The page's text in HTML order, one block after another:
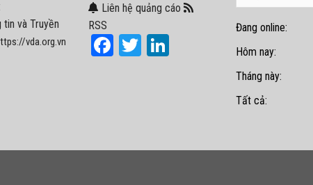
và Truyền
vda.org.vn
Liên hệ quảng cáo
RSS
Facebook
TwitterLinkedIn
Đang online:
Hôm nay:
Tháng này:
Tất cả: